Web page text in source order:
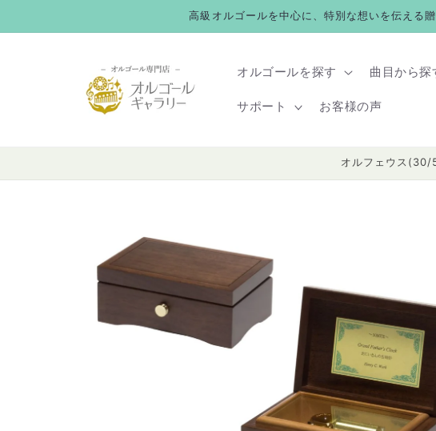
進む
高級オルゴールを中心に、特別な想いを伝える
オルゴールを探す 曲目から探
サポート お客様の声
オルフェウス